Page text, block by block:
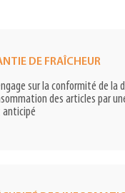
DE FRAÎCHEUR
sur la conformité de la
des articles par